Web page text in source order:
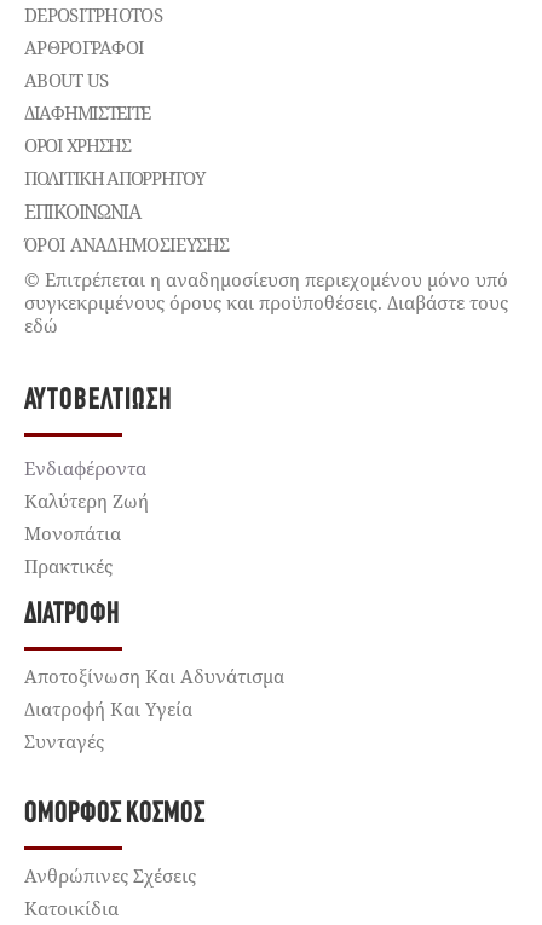
DEPOSITPHOTOS
ΑΡΘΡΟΓΡΑΦΟΙ
ABOUT US
ΔΙΑΦΗΜΙΣΤΕΊΤΕ
ΌΡΟΙ ΧΡΉΣΗΣ
ΠΟΛΙΤΙΚΉ ΑΠΟΡΡΉΤΟΥ
ΕΠΙΚΟΙΝΩΝΊΑ
ΌΡΟΙ ΑΝΑΔΗΜΟΣΙΕΥΣΗΣ
© Επιτρέπεται η αναδημοσίευση περιεχομένου μόνο υπό
συγκεκριμένους όρους και προϋποθέσεις. Διαβάστε τους
εδώ
ΑΥΤΟΒΕΛΤΊΩΣΗ
Ενδιαφέροντα
Καλύτερη Ζωή
Μονοπάτια
Πρακτικές
ΔΙΑΤΡΟΦΉ
Αποτοξίνωση Και Αδυνάτισμα
Διατροφή Και Υγεία
Συνταγές
ΌΜΟΡΦΟΣ ΚΌΣΜΟΣ
Ανθρώπινες Σχέσεις
Κατοικίδια